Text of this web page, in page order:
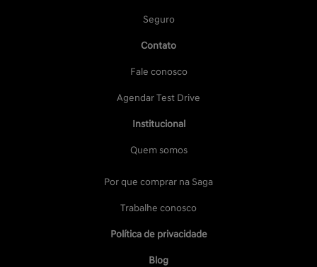
Seguro
Contato
Fale conosco
Agendar Test Drive
Institucional
Quem somos
Por que comprar na Saga
Trabalhe conosco
Política de privacidade
Blog